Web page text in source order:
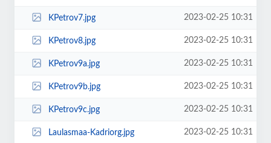
KPetrov7.jpg 2023-02-25 10:31
KPetrov8.jpg 2023-02-25 10:31
KPetrov9a.jpg 2023-02-25 10:31
KPetrov9b.jpg 2023-02-25 10:31
KPetrov9c.jpg 2023-02-25 10:31
Laulasmaa-Kadriorg.jpg 2023-02-25 10:31